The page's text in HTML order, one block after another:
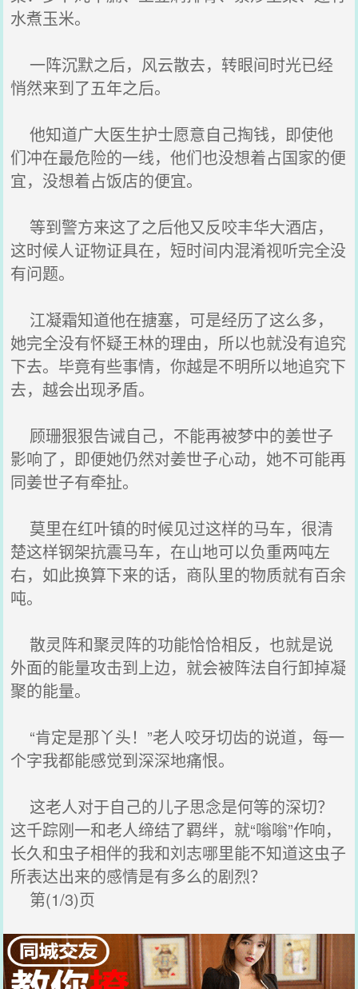
水煮玉米。
一阵沉默之后，风云散去，转眼间时光已经
悄然来到了五年之后。
他知道广大医生护士愿意自己掏钱，即使他
们冲在最危险的一线，他们也没想着占国家的便
宜，没想着占饭店的便宜。
等到警方来这了之后他又反咬丰华大酒店，
这时候人证物证具在，短时间内混淆视听完全没
有问题。
江凝霜知道他在搪塞，可是经历了这么多，
她完全没有怀疑王林的理由，所以也就没有追究
下去。毕竟有些事情，你越是不明所以地追究下
去，越会出现矛盾。
顾珊狠狠告诫自己，不能再被梦中的姜世子
影响了，即便她仍然对姜世子心动，她不可能再
同姜世子有牵扯。
莫里在红叶镇的时候见过这样的马车，很清
楚这样钢架抗震马车，在山地可以负重两吨左
右，如此换算下来的话，商队里的物质就有百余
吨。
散灵阵和聚灵阵的功能恰恰相反，也就是说
外面的能量攻击到上边，就会被阵法自行卸掉凝
聚的能量。
“肯定是那丫头！”老人咬牙切齿的说道，每一
个字我都能感觉到深深地痛恨。
这老人对于自己的儿子思念是何等的深切？
这千踪刚一和老人缔结了羁绊，就“嗡嗡”作响，
长久和虫子相伴的我和刘志哪里能不知道这虫子
所表达出来的感情是有多么的剧烈？
第(1/3)页